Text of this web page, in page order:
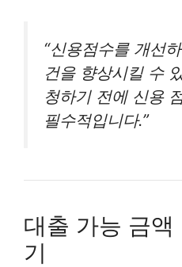
“신용점수를 개선
건을 향상시킬 수
청하기 전에 신용
필수적입니다.”
대출 가능 금액
기